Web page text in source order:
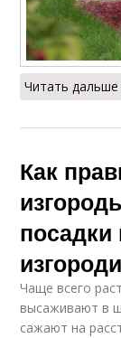
Читать
Как
изгороди
Чаще всего
высаживают в
сажают на